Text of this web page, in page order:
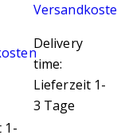
1-
Delivery
time:
Lieferzeit 1-
3 Tage